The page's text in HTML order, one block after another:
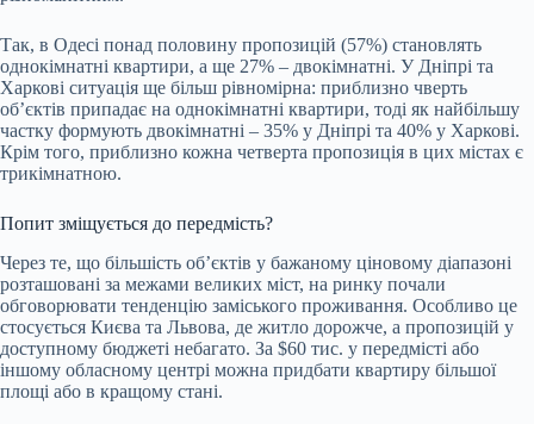
Так, в Одесі понад половину пропозицій (57%) становлять
однокімнатні квартири, а ще 27% – двокімнатні. У Дніпрі та
Харкові ситуація ще більш рівномірна: приблизно чверть
об’єктів припадає на однокімнатні квартири, тоді як найбільшу
частку формують двокімнатні – 35% у Дніпрі та 40% у Харкові.
Крім того, приблизно кожна четверта пропозиція в цих містах є
трикімнатною.
Попит зміщується до передмість?
Через те, що більшість об’єктів у бажаному ціновому діапазоні
розташовані за межами великих міст, на ринку почали
обговорювати тенденцію заміського проживання. Особливо це
стосується Києва та Львова, де житло дорожче, а пропозицій у
доступному бюджеті небагато. За $60 тис. у передмісті або
іншому обласному центрі можна придбати квартиру більшої
площі або в кращому стані.